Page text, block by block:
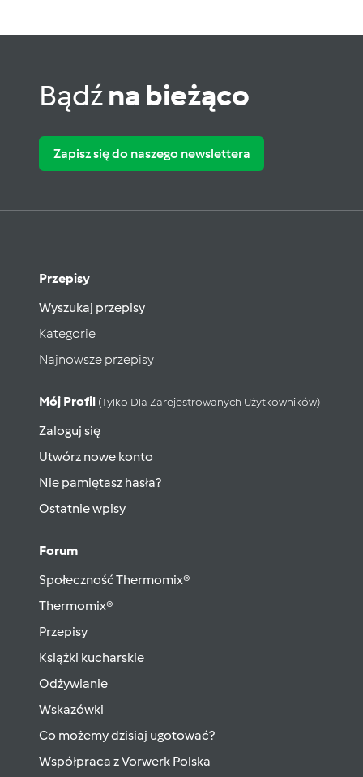
Bądźna bieżąco
Zapisz się do naszego newslettera
Przepisy
Wyszukaj przepisy
Kategorie
Najnowsze przepisy
Mój Profil (tylko Dla Zarejestrowanych Użytkowników)
Zaloguj się
Utwórz nowe konto
Nie pamiętasz hasła?
Ostatnie wpisy
Forum
Społeczność Thermomix®
Thermomix®
Przepisy
Książki kucharskie
Odżywianie
Wskazówki
Co możemy dzisiaj ugotować?
Współpraca z Vorwerk Polska